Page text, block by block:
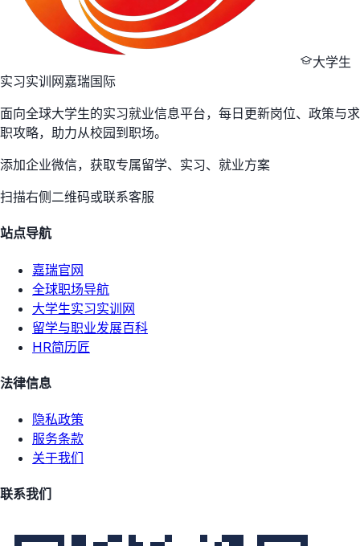
大学生
实习实训网嘉瑞国际
面向全球大学生的实习就业信息平台，每日更新岗位、政策与求
职攻略，助力从校园到职场。
添加企业微信，获取专属留学、实习、就业方案
扫描右侧二维码或联系客服
站点导航
嘉瑞官网
全球职场导航
大学生实习实训网
留学与职业发展百科
HR简历匠
法律信息
隐私政策
服务条款
关于我们
联系我们